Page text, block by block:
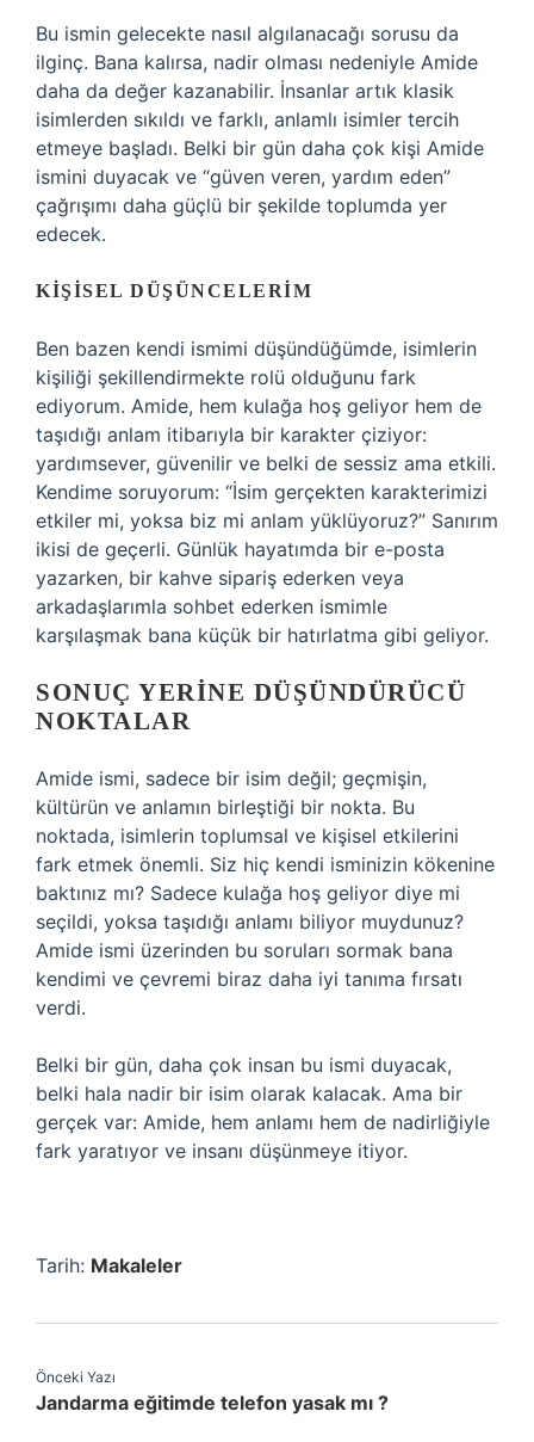
Bu ismin gelecekte nasıl algılanacağı sorusu da
ilginç. Bana kalırsa, nadir olması nedeniyle Amide
daha da değer kazanabilir. İnsanlar artık klasik
isimlerden sıkıldı ve farklı, anlamlı isimler tercih
etmeye başladı. Belki bir gün daha çok kişi Amide
ismini duyacak ve “güven veren, yardım eden”
çağrışımı daha güçlü bir şekilde toplumda yer
edecek.
KIŞISEL DÜŞÜNCELERIM
Ben bazen kendi ismimi düşündüğümde, isimlerin
kişiliği şekillendirmekte rolü olduğunu fark
ediyorum. Amide, hem kulağa hoş geliyor hem de
taşıdığı anlam itibarıyla bir karakter çiziyor:
yardımsever, güvenilir ve belki de sessiz ama etkili.
Kendime soruyorum: “İsim gerçekten karakterimizi
etkiler mi, yoksa biz mi anlam yüklüyoruz?” Sanırım
ikisi de geçerli. Günlük hayatımda bir e-posta
yazarken, bir kahve sipariş ederken veya
arkadaşlarımla sohbet ederken ismimle
karşılaşmak bana küçük bir hatırlatma gibi geliyor.
SONUÇ YERINE DÜŞÜNDÜRÜCÜ
NOKTALAR
Amide ismi, sadece bir isim değil; geçmişin,
kültürün ve anlamın birleştiği bir nokta. Bu
noktada, isimlerin toplumsal ve kişisel etkilerini
fark etmek önemli. Siz hiç kendi isminizin kökenine
baktınız mı? Sadece kulağa hoş geliyor diye mi
seçildi, yoksa taşıdığı anlamı biliyor muydunuz?
Amide ismi üzerinden bu soruları sormak bana
kendimi ve çevremi biraz daha iyi tanıma fırsatı
verdi.
Belki bir gün, daha çok insan bu ismi duyacak,
belki hala nadir bir isim olarak kalacak. Ama bir
gerçek var: Amide, hem anlamı hem de nadirliğiyle
fark yaratıyor ve insanı düşünmeye itiyor.
Tarih: Makaleler
Önceki Yazı
Jandarma eğitimde telefon yasak mı ?